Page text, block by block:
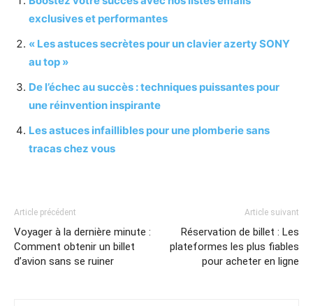
exclusives et performantes
« Les astuces secrètes pour un clavier azerty SONY
au top »
De l’échec au succès : techniques puissantes pour
une réinvention inspirante
Les astuces infaillibles pour une plomberie sans
tracas chez vous
Article précédent
Voyager à la dernière minute :
Comment obtenir un billet
d’avion sans se ruiner
Article suivant
Réservation de billet : Les
plateformes les plus fiables
pour acheter en ligne